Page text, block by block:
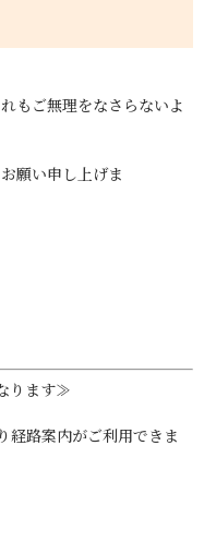
もご無理をなさらないよ
願い申し上げま
ります≫
路案内がご利用できま